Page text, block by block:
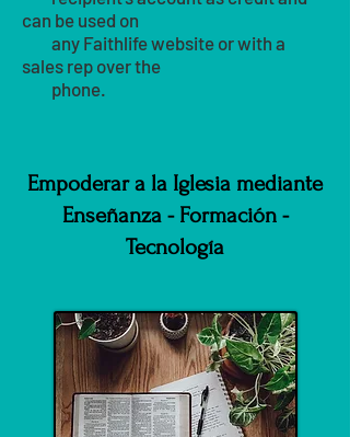
can be used on
any Faithlife website or with a
sales rep over the
phone.
Empoderar a la Iglesia mediante
Enseñanza - Formación -
Tecnología